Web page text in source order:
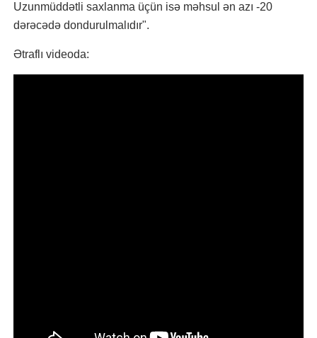
Uzunmüddətli saxlanma üçün isə məhsul ən azı -20
dərəcədə dondurulmalıdır".
Ətraflı videoda: